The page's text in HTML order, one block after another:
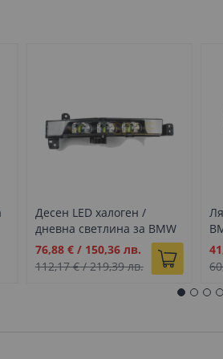
Десен LED халоген /
дневна светлина за BMW
7 G11 G12 (15-19)
Промо
цена
76,88 €/ 150,36 лв.
112,17 €/219,39 лв.